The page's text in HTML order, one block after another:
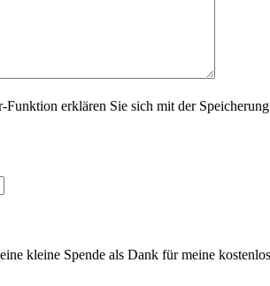
erklären Sie sich mit der
kleine Spende als Dank für meine